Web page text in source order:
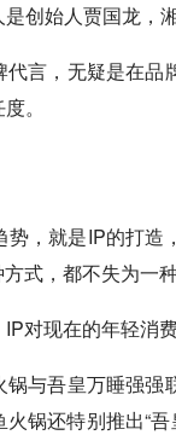
是创始人贾国龙
言，无疑是在
。
，就是IP的打
式，都不失为一种
对现在的年轻消
与吾皇万睡强
锅还特别推出“